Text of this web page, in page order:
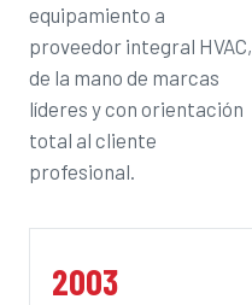
equipamiento a
proveedor integral HVAC,
de la mano de marcas
líderes y con orientación
total al cliente
profesional.
2003